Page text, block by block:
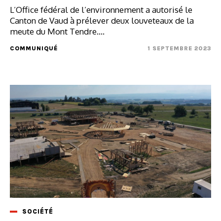
L’Office fédéral de l’environnement a autorisé le
Canton de Vaud à prélever deux louveteaux de la
meute du Mont Tendre....
COMMUNIQUÉ 1 SEPTEMBRE 2023
SOCIÉTÉ